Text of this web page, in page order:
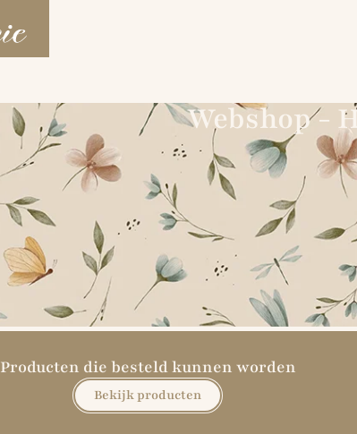
Webshop -
Producten die besteld kunnen worden
Bekijk producten